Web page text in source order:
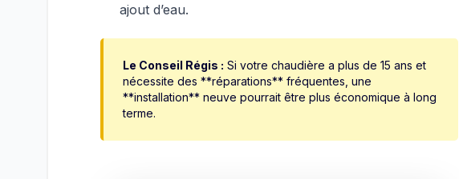
ajout d’eau.
Le Conseil Régis : Si votre chaudière a plus de 15 ans et
nécessite des **réparations** fréquentes, une
**installation** neuve pourrait être plus économique à long
terme.